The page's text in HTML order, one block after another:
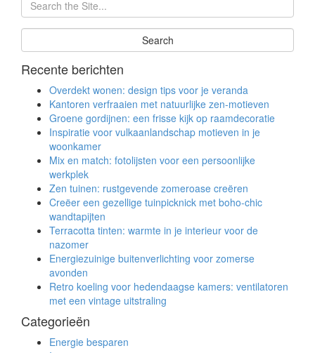
Recente berichten
Overdekt wonen: design tips voor je veranda
Kantoren verfraaien met natuurlijke zen-motieven
Groene gordijnen: een frisse kijk op raamdecoratie
Inspiratie voor vulkaanlandschap motieven in je
woonkamer
Mix en match: fotolijsten voor een persoonlijke
werkplek
Zen tuinen: rustgevende zomeroase creëren
Creëer een gezellige tuinpicknick met boho-chic
wandtapijten
Terracotta tinten: warmte in je interieur voor de
nazomer
Energiezuinige buitenverlichting voor zomerse
avonden
Retro koeling voor hedendaagse kamers: ventilatoren
met een vintage uitstraling
Categorieën
Energie besparen